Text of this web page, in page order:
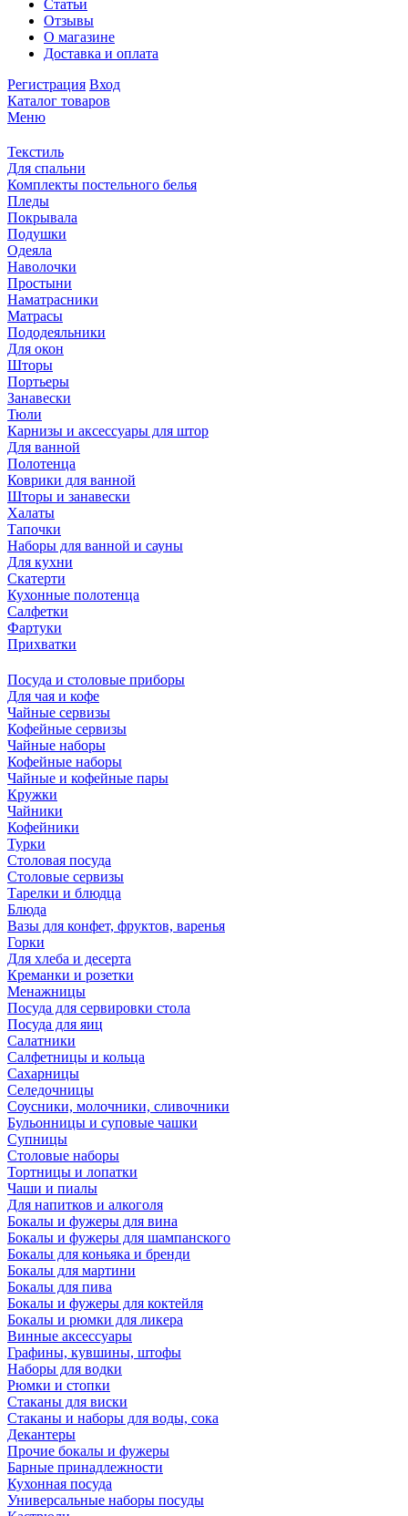
Статьи
Отзывы
О магазине
Доставка и оплата
Регистрация Вход
Каталог товаров
Меню
Текстиль
Для спальни
Комплекты постельного белья
Пледы
Покрывала
Подушки
Одеяла
Наволочки
Простыни
Наматрасники
Матрасы
Пододеяльники
Для окон
Шторы
Портьеры
Занавески
Тюли
Карнизы и аксессуары для штор
Для ванной
Полотенца
Коврики для ванной
Шторы и занавески
Халаты
Тапочки
Наборы для ванной и сауны
Для кухни
Скатерти
Кухонные полотенца
Салфетки
Фартуки
Прихватки
Посуда и столовые приборы
Для чая и кофе
Чайные сервизы
Кофейные сервизы
Чайные наборы
Кофейные наборы
Чайные и кофейные пары
Кружки
Чайники
Кофейники
Турки
Столовая посуда
Столовые сервизы
Тарелки и блюдца
Блюда
Вазы для конфет, фруктов, варенья
Горки
Для хлеба и десерта
Креманки и розетки
Менажницы
Посуда для сервировки стола
Посуда для яиц
Салатники
Салфетницы и кольца
Сахарницы
Селедочницы
Соусники, молочники, сливочники
Бульонницы и суповые чашки
Супницы
Столовые наборы
Тортницы и лопатки
Чаши и пиалы
Для напитков и алкоголя
Бокалы и фужеры для вина
Бокалы и фужеры для шампанского
Бокалы для коньяка и бренди
Бокалы для мартини
Бокалы для пива
Бокалы и фужеры для коктейля
Бокалы и рюмки для ликера
Винные аксессуары
Графины, кувшины, штофы
Наборы для водки
Рюмки и стопки
Стаканы для виски
Стаканы и наборы для воды, сока
Декантеры
Прочие бокалы и фужеры
Барные принадлежности
Кухонная посуда
Универсальные наборы посуды